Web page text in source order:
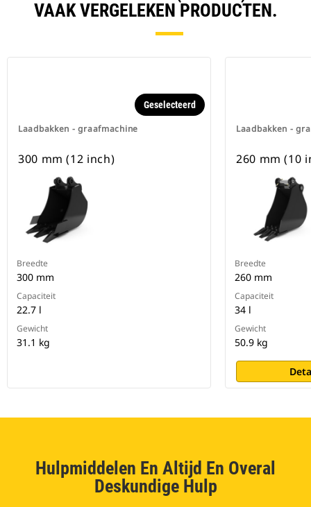
VAAK VERGELEKEN PRODUCTEN.
Laadbakken - graafmachine
Geselecteerd
300 mm (12 inch)
Breedte
300 mm
Capaciteit
22.7 l
Gewicht
31.1 kg
Laadbakken -
260 mm (10
Breedte
260 mm
Capaciteit
34 l
Gewicht
50.9 kg
Hulpmiddelen En Altijd En Overal
Deskundige Hulp